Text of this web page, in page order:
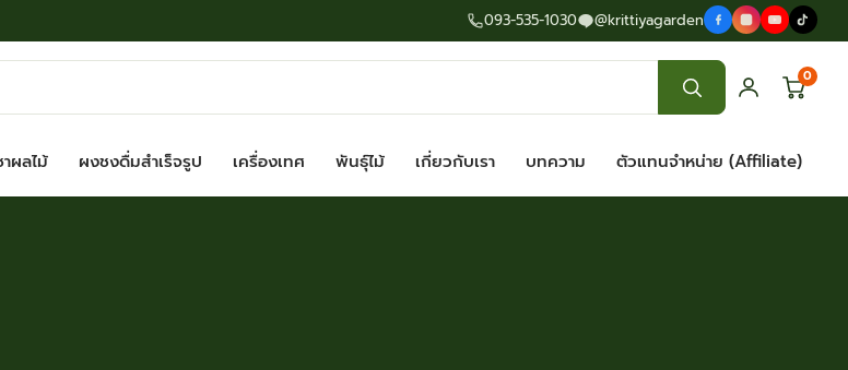
093-535-1030 @krittiyagarden
0
ผลไม้ ผงชงดื่มสำเร็จรูป เครื่องเทศ พันธุ์ไม้ เกี่ยวกับเรา บทความ ตัวแทนจำหน่าย (Affiliate)